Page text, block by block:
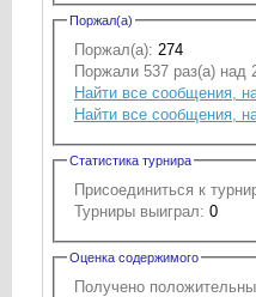
Поржал(а)
Поржал(а): 274
Поржали 537 раз(а) над
Найти все сообщения,
Найти все сообщения,
Статистика турнира
Присоединиться к
Турниры выиграл: 0
Оценка содержимого
Получено